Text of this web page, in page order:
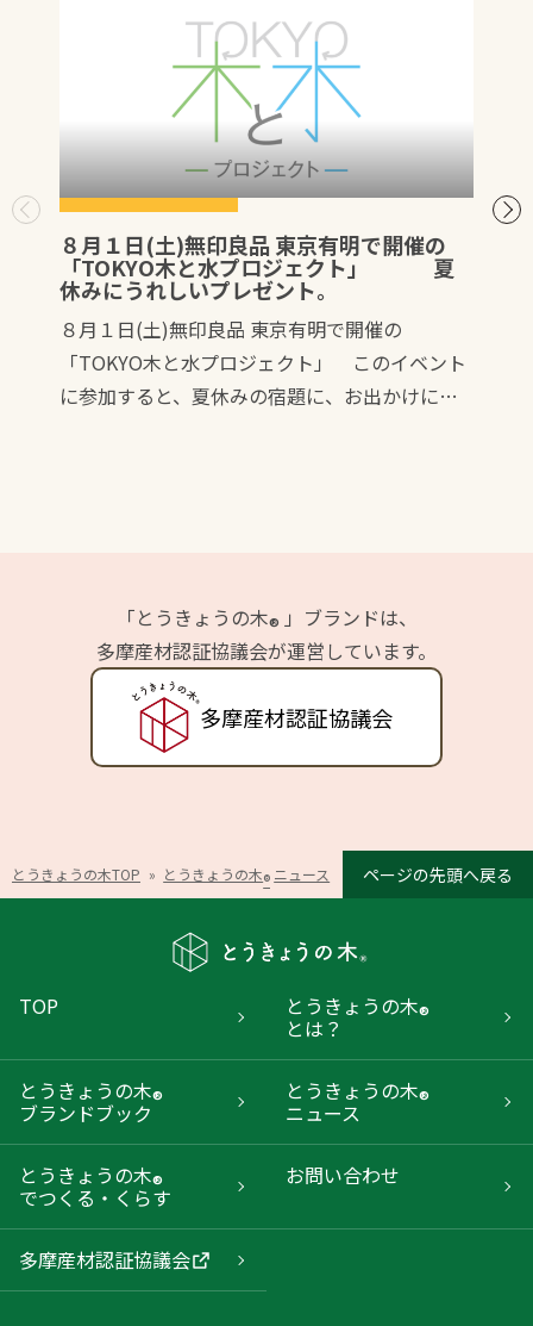
８月１日(土)無印良品 東京有明で開催の
「TOKYO木と水プロジェクト」 夏
休みにうれしいプレゼント。
８月１日(土)無印良品 東京有明で開催の
「TOKYO木と水プロジェクト」 このイベント
に参加すると、夏休みの宿題に、お出かけに…
「とうきょうの木® 」ブランドは、
多摩産材認証協議会が運営しています。
多摩産材認証協議会
とうきょうの木TOP » とうきょうの木® ニュース 都立工芸高校で、とうきょ
ページの先頭へ戻る
TOP とうきょうの木®
とは？
とうきょうの木®
ブランドブック
とうきょうの木®
ニュース
とうきょうの木®
でつくる・くらす
お問い合わせ
多摩産材認証協議会